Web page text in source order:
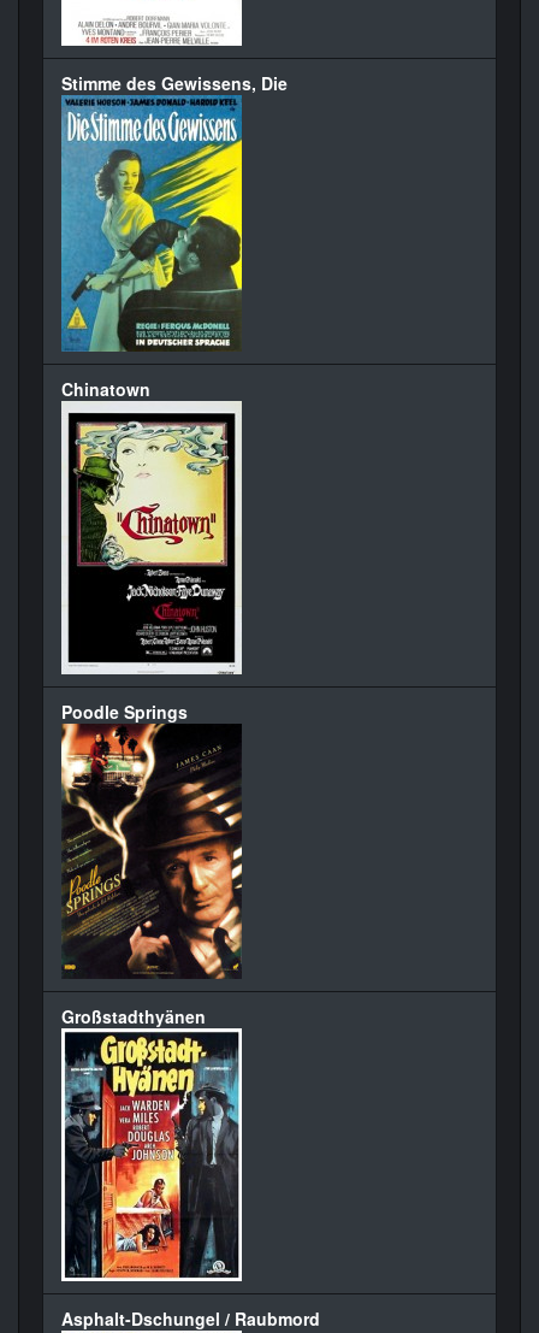
Stimme des Gewissens, Die
Chinatown
Poodle Springs
Großstadthyänen
Asphalt-Dschungel / Raubmord